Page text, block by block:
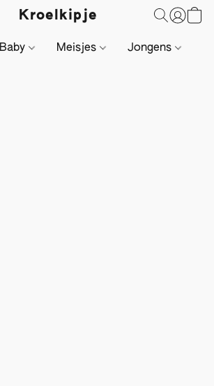
Kroelkipje
Baby Meisjes Jongens